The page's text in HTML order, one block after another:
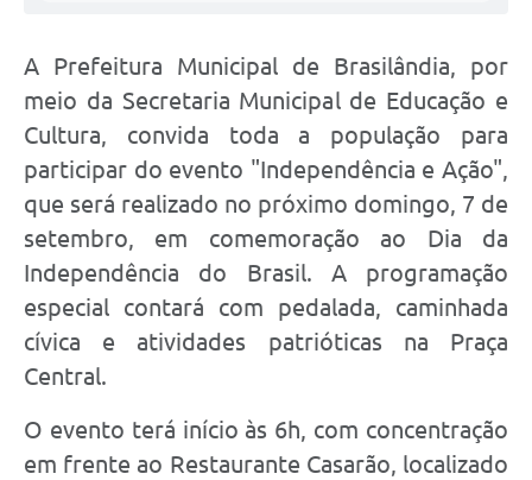
A Prefeitura Municipal de Brasilândia, por
meio da Secretaria Municipal de Educação e
Cultura, convida toda a população para
participar do evento "Independência e Ação",
que será realizado no próximo domingo, 7 de
setembro, em comemoração ao Dia da
Independência do Brasil. A programação
especial contará com pedalada, caminhada
cívica e atividades patrióticas na Praça
Central.
O evento terá início às 6h, com concentração
em frente ao Restaurante Casarão, localizado